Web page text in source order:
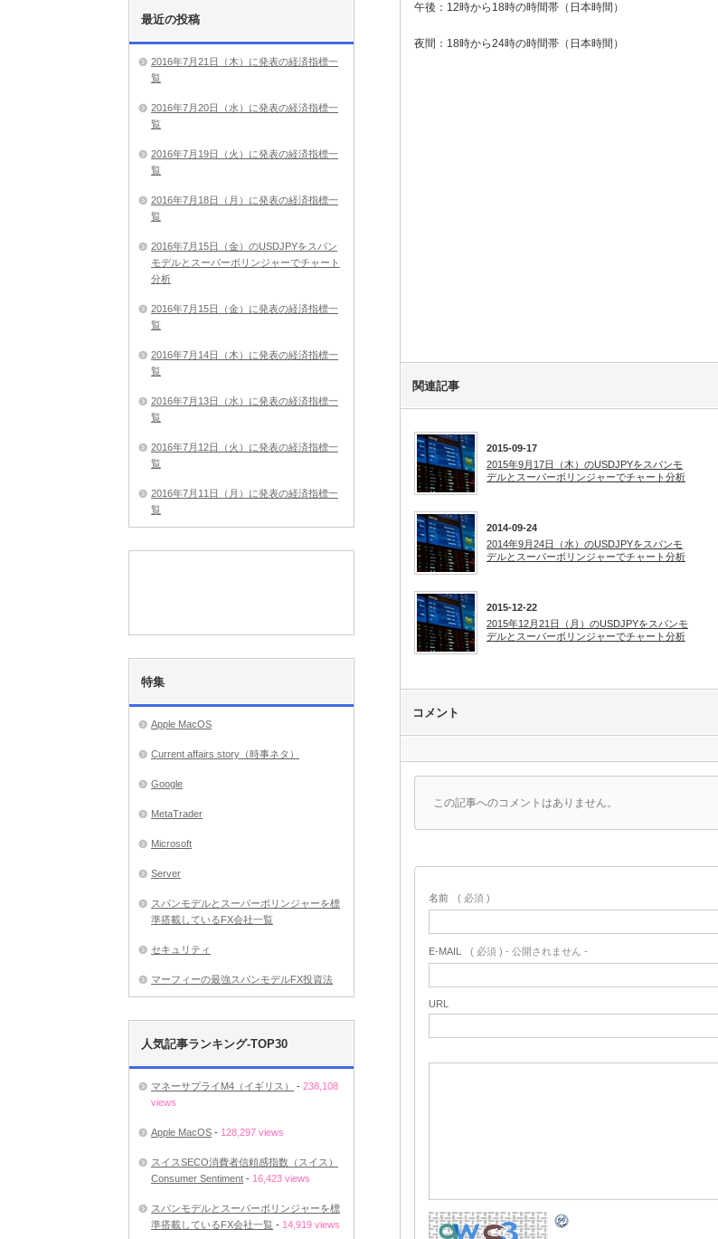
午後：12時から18時の時間帯（日本時間）
夜間：18時から24時の時間帯（日本時間）
関連記事
2015-09-17
2015年9月17日（木）のUSDJPYをスパンモ
デルとスーパーボリンジャーでチャート分析
2014-09-24
2014年9月24日（水）のUSDJPYをスパンモ
デルとスーパーボリンジャーでチャート分析
2015-12-22
2015年12月21日（月）のUSDJPYをスパンモ
デルとスーパーボリンジャーでチャート分析
コメント
この記事へのコメントはありません。
名前 ( 必須 )
E-MAIL ( 必須 ) - 公開されません -
URL
最近の投稿
2016年7月21日（木）に発表の経済指標一
覧
2016年7月20日（水）に発表の経済指標一
覧
2016年7月19日（火）に発表の経済指標一
覧
2016年7月18日（月）に発表の経済指標一
覧
2016年7月15日（金）のUSDJPYをスパン
モデルとスーパーボリンジャーでチャート
分析
2016年7月15日（金）に発表の経済指標一
覧
2016年7月14日（木）に発表の経済指標一
覧
2016年7月13日（水）に発表の経済指標一
覧
2016年7月12日（火）に発表の経済指標一
覧
2016年7月11日（月）に発表の経済指標一
覧
特集
Apple MacOS
Current affairs story（時事ネタ）
Google
MetaTrader
Microsoft
Server
スパンモデルとスーパーボリンジャーを標
準搭載しているFX会社一覧
セキュリティ
マーフィーの最強スパンモデルFX投資法
人気記事ランキング-TOP30
マネーサプライM4（イギリス） - 238,108
views
Apple MacOS - 128,297 views
スイスSECO消費者信頼感指数（スイス）
Consumer Sentiment - 16,423 views
スパンモデルとスーパーボリンジャーを標
準搭載しているFX会社一覧 - 14,919 views